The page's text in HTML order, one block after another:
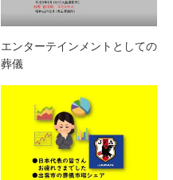
エンターテインメントとしての
葬儀